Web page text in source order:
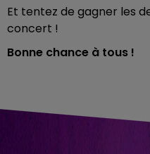
Et tentez de gagner les
concert !
Bonne chance à tous !